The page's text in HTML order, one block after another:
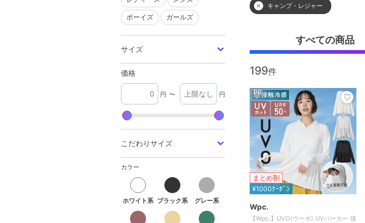
ボーイズ
ボーイズ ガールズ
ガールズ
サイズ
価格
円 〜 円
こだわりサイズ
カラー
ホワイト系
ホワイト系
ブラック系
ブラック系
グレー系
グレー系
ブラウン系 ベージュ系 グリーン系
キャンプ・レジャー
すべての商品
199
PR
まとめ割
¥1000ｸｰﾎﾟﾝ
Wpc.
【Wpc.】UVO(ウーボ) UVパーカー 接